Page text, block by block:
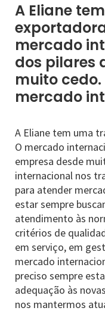
A Eliane
mercado
dos pilares
muito
mercado
A Eliane tem uma
O mercado
empresa desde
internacional nos
para atender
estar sempre
atendimento às
critérios de
em serviço, em
mercado
preciso sempre
adequação às
nos mantermos